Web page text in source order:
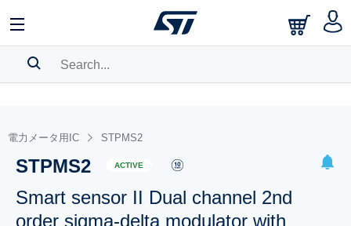
BOOKMARK
Pleaselog into show your saved searches.
電力メータ用IC STPMS2
STPMS2 ACTIVE
Smart sensor II Dual channel 2nd
order sigma-delta modulator with